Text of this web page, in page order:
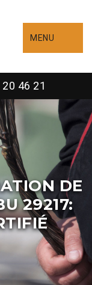
MENU
46 21
DE
29217: